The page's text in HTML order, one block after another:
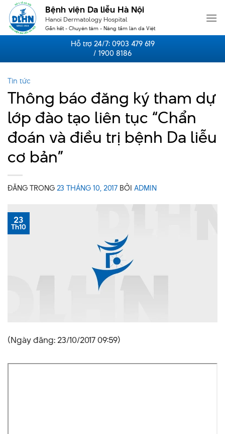
Skip
content
Bệnh viện Da liễu Hà Nội
Hanoi Dermatology Hospital
Gắn kết - Chuyên tâm - Nâng tầm làn da Việt
Hỗ trợ 24/7: 0903 479 619
/ 1900 8186
Tin tức
Thông báo đăng ký tham dự
lớp đào tạo liên tục “Chẩn
đoán và điều trị bệnh Da liễu
cơ bản”
ĐĂNG TRONG23 THÁNG 10, 2017 BỞI ADMIN
23
Th10
(Ngày đăng: 23/10/2017 09:59)